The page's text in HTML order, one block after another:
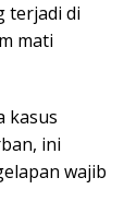
terjadi di
mati
kasus
ini
wajib